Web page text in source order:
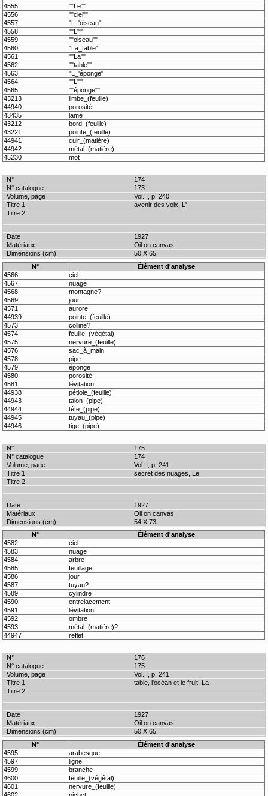
4555
""Le""
4556
""ciel""
4557
"L_'oiseau"
4558
""L'""
4559
""oiseau""
4560
"La_table"
4561
""La""
4562
""table""
4563
"L_'éponge"
4564
""L'""
4565
""éponge""
43213
limbe_(feuille)
44940
porosité
43435
lame
43212
bord_(feuille)
43221
pointe_(feuille)
44941
cuir_(matière)
44942
métal_(matière)
45230
mot
174
173
Vol. I, p. 240
avenir des voix, L'
1927
Oil on canvas
50 X 65
N°
Élément d'analyse
4566
ciel
4567
nuage
4568
montagne?
4569
jour
4571
aurore
44939
pointe_(feuille)
4573
colline?
4574
feuille_(végétal)
4575
nervure_(feuille)
4576
sac_à_main
4578
pipe
4579
éponge
4580
porosité
4581
lévitation
44938
pétiole_(feuille)
44943
talon_(pipe)
44944
tête_(pipe)
44945
tuyau_(pipe)
44946
tige_(pipe)
175
174
Vol. I, p. 241
secret des nuages, Le
1927
Oil on canvas
54 X 73
N°
Élément d'analyse
4582
ciel
4583
nuage
4584
arbre
4585
feuillage
4586
jour
4587
tuyau?
4589
cylindre
4590
entrelacement
4591
lévitation
4592
ombre
4593
métal_(matière)?
44947
reflet
176
175
Vol. I, p. 241
table, l'océan et le fruit, La
1927
Oil on canvas
50 X 65
N°
Élément d'analyse
4595
arabesque
4597
ligne
4599
branche
4600
feuille_(végétal)
4601
nervure_(feuille)
4602
pichet